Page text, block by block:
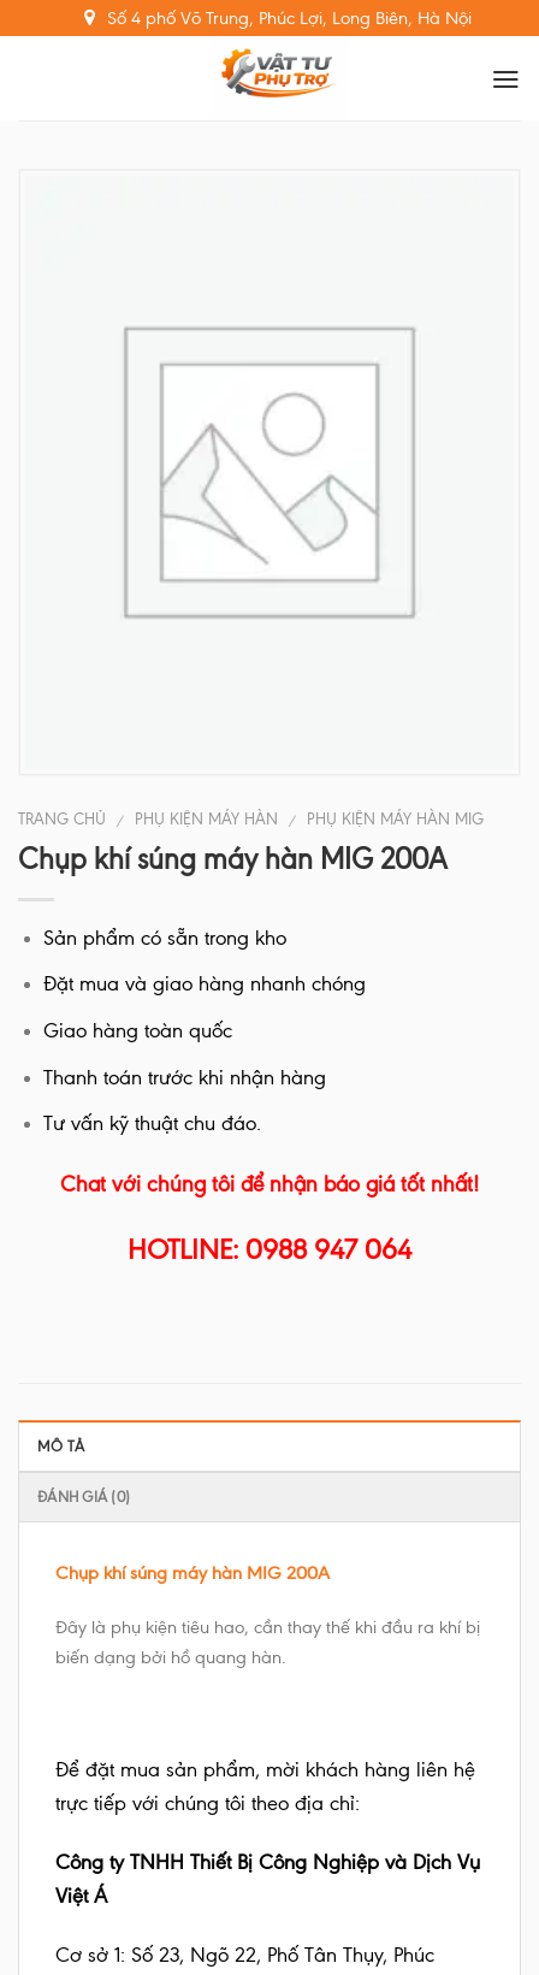
to
Số 4 phố Võ Trung, Phúc Lợi, Long Biên, Hà Nội
TRANG CHỦ / PHỤ KIỆN MÁY HÀN / PHỤ KIỆN MÁY HÀN MIG
Chụp khí súng máy hàn MIG 200A
Sản phẩm có sẵn trong kho
Đặt mua và giao hàng nhanh chóng
Giao hàng toàn quốc
Thanh toán trước khi nhận hàng
Tư vấn kỹ thuật chu đáo.
Chat với chúng tôi để nhận báo giá tốt nhất!
HOTLINE: 0988 947 064
MÔ TẢ
ĐÁNH GIÁ (0)
Chụp khí súng máy hàn MIG 200A
Đây là phụ kiện tiêu hao, cần thay thế khi đầu ra khí bị
biến dạng bởi hồ quang hàn.
Để đặt mua sản phẩm, mời khách hàng liên hệ
trực tiếp với chúng tôi theo địa chỉ:
Công ty TNHH Thiết Bị Công Nghiệp và Dịch Vụ
Việt Á
Cơ sở 1: Số 23, Ngõ 22, Phố Tân Thụy, Phúc